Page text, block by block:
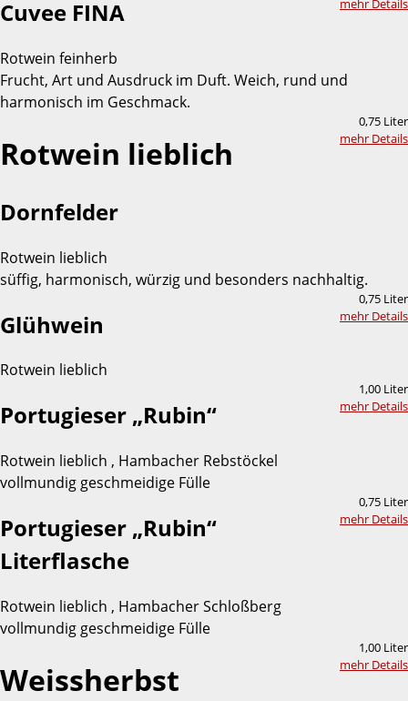
mehr Details
Cuvee FINA
Rotwein feinherb
Frucht, Art und Ausdruck im Duft. Weich, rund und
harmonisch im Geschmack.
0,75 Liter
mehr Details
Rotwein lieblich
Dornfelder
Rotwein lieblich
süffig, harmonisch, würzig und besonders nachhaltig.
0,75 Liter
mehr Details
Glühwein
Rotwein lieblich
1,00 Liter
mehr Details
Portugieser „Rubin“
Rotwein lieblich , Hambacher Rebstöckel
vollmundig geschmeidige Fülle
0,75 Liter
mehr Details
Portugieser „Rubin“
Literflasche
Rotwein lieblich , Hambacher Schloßberg
vollmundig geschmeidige Fülle
1,00 Liter
mehr Details
Weissherbst